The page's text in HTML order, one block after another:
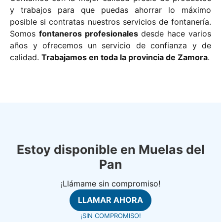
y trabajos para que puedas ahorrar lo máximo
posible si contratas nuestros servicios de fontanería.
Somos fontaneros profesionalesdesde hace varios
años y ofrecemos un servicio de confianza y de
calidad. Trabajamos en toda la provincia de Zamora.
Estoy disponible en Muelas del
Pan
¡Llámame sin compromiso!
LLAMAR AHORA
¡SIN COMPROMISO!